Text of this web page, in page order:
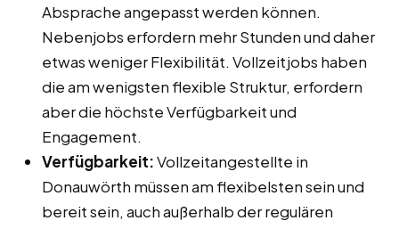
Absprache angepasst werden können.
Nebenjobs erfordern mehr Stunden und daher
etwas weniger Flexibilität. Vollzeitjobs haben
die am wenigsten flexible Struktur, erfordern
aber die höchste Verfügbarkeit und
Engagement.
Verfügbarkeit:Vollzeitangestellte in
Donauwörth müssen am flexibelsten sein und
bereit sein, auch außerhalb der regulären